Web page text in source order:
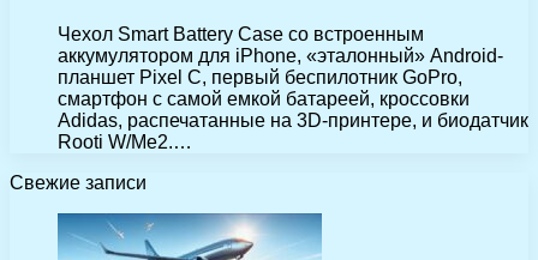
Чехол Smart Battery Case со встроенным
аккумулятором для iPhone, «эталонный» Android-
планшет Pixel C, первый беспилотник GoPro,
смартфон с самой емкой батареей, кроссовки
Adidas, распечатанные на 3D-принтере, и биодатчик
Rooti W/Me2.…
Свежие записи